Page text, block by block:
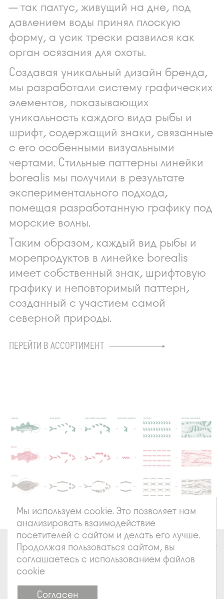
— так палтус, живущий на дне, под
давлением воды принял плоскую
форму, а усик трески развился как
орган осязания для охоты.
Создавая уникальный дизайн бренда,
мы разработали систему графических
элементов, показывающих
уникальность каждого вида рыбы и
шрифт, содержащий знаки, связанные
с его особенными визуальными
чертами. Стильные паттерны линейки
borealis мы получили в результате
экспериментального подхода,
помещая разработанную графику под
морские волны.
Таким образом, каждый вид рыбы и
морепродуктов в линейке borealis
имеет собственный знак, шрифтовую
графику и неповторимый паттерн,
созданный с участием самой
северной природы.
Мы используем cookie. Это позволяет нам
анализировать взаимодействие
посетителей с сайтом и делать его лучше.
Продолжая пользоваться сайтом, вы
соглашаетесь с использованием файлов
cookie
Согласен